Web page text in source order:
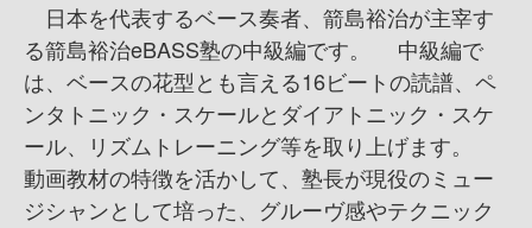
日本を代表するベース奏者、箭島裕治が主宰す
る箭島裕治eBASS塾の中級編です。 中級編で
は、ベースの花型とも言える16ビートの読譜、ペ
ンタトニック・スケールとダイアトニック・スケ
ール、リズムトレーニング等を取り上げます。
動画教材の特徴を活かして、塾長が現役のミュー
ジシャンとして培った、グルーヴ感やテクニック